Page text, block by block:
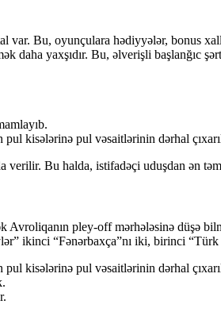
var. Bu, oyunçulara hədiyyələr, bonus
daha yaxşıdır. Bu, əlverişli
kisələrinə pul vəsaitlərinin dərhal
Bu halda, istifadəçi uduşdan ən
pley-off mərhələsinə düşə
ikinci “Fənərbaxça”nı iki, birinci
kisələrinə pul vəsaitlərinin dərhal